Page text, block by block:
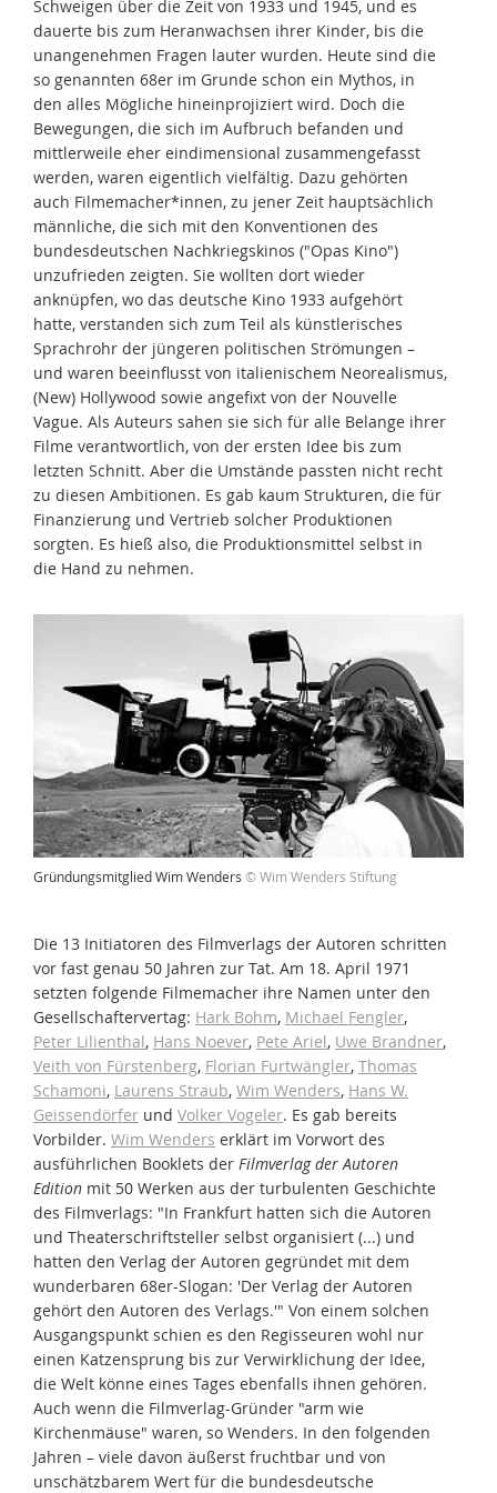
Schweigen über die Zeit von 1933 und 1945, und es
dauerte bis zum Heranwachsen ihrer Kinder, bis die
unangenehmen Fragen lauter wurden. Heute sind die
so genannten 68er im Grunde schon ein Mythos, in
den alles Mögliche hineinprojiziert wird. Doch die
Bewegungen, die sich im Aufbruch befanden und
mittlerweile eher eindimensional zusammengefasst
werden, waren eigentlich vielfältig. Dazu gehörten
auch Filmemacher*innen, zu jener Zeit hauptsächlich
männliche, die sich mit den Konventionen des
bundesdeutschen Nachkriegskinos ("Opas Kino")
unzufrieden zeigten. Sie wollten dort wieder
anknüpfen, wo das deutsche Kino 1933 aufgehört
hatte, verstanden sich zum Teil als künstlerisches
Sprachrohr der jüngeren politischen Strömungen –
und waren beeinflusst von italienischem Neorealismus,
(New) Hollywood sowie angefixt von der Nouvelle
Vague. Als Auteurs sahen sie sich für alle Belange ihrer
Filme verantwortlich, von der ersten Idee bis zum
letzten Schnitt. Aber die Umstände passten nicht recht
zu diesen Ambitionen. Es gab kaum Strukturen, die für
Finanzierung und Vertrieb solcher Produktionen
sorgten. Es hieß also, die Produktionsmittel selbst in
die Hand zu nehmen.
Gründungsmitglied Wim Wenders © Wim Wenders Stiftung
Die 13 Initiatoren des Filmverlags der Autoren schritten
vor fast genau 50 Jahren zur Tat. Am 18. April 1971
setzten folgende Filmemacher ihre Namen unter den
Gesellschaftervertag: Hark Bohm, Michael Fengler,
Peter Lilienthal, Hans Noever, Pete Ariel, Uwe Brandner,
Veith von Fürstenberg, Florian Furtwängler, Thomas
Schamoni, Laurens Straub, Wim Wenders, Hans W.
Geissendörfer und Volker Vogeler. Es gab bereits
Vorbilder. Wim Wenders erklärt im Vorwort des
ausführlichen Booklets der Filmverlag der Autoren
Edition mit 50 Werken aus der turbulenten Geschichte
des Filmverlags: "In Frankfurt hatten sich die Autoren
und Theaterschriftsteller selbst organisiert (...) und
hatten den Verlag der Autoren gegründet mit dem
wunderbaren 68er-Slogan: 'Der Verlag der Autoren
gehört den Autoren des Verlags.'" Von einem solchen
Ausgangspunkt schien es den Regisseuren wohl nur
einen Katzensprung bis zur Verwirklichung der Idee,
die Welt könne eines Tages ebenfalls ihnen gehören.
Auch wenn die Filmverlag-Gründer "arm wie
Kirchenmäuse" waren, so Wenders. In den folgenden
Jahren – viele davon äußerst fruchtbar und von
unschätzbarem Wert für die bundesdeutsche